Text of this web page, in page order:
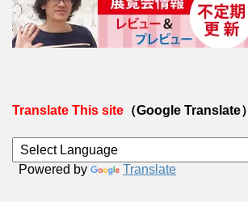
Translate This site （Google Translate）
Powered by Translate